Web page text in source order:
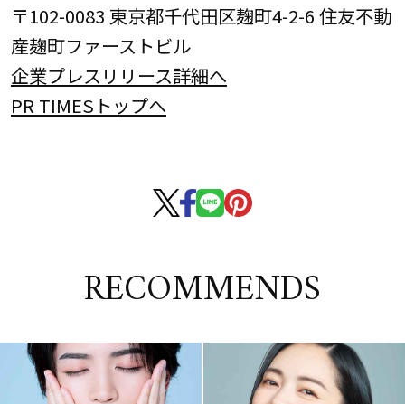
〒102-0083 東京都千代田区麹町4-2-6 住友不動
産麹町ファーストビル
企業プレスリリース詳細へ
PR TIMESトップへ
RECOMMENDS